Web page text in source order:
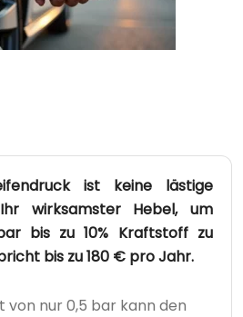
ist keine lästige
wirksamster Hebel, um
bis zu 10% Kraftstoff zu
bis zu 180 € pro Jahr.
von nur 0,5 bar kann den